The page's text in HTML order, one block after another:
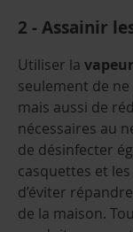
2 - Assainir
Utiliser la
seulement de
mais aussi de
nécessaires au
de désinfecter
casquettes et
d’éviter
de la maison.